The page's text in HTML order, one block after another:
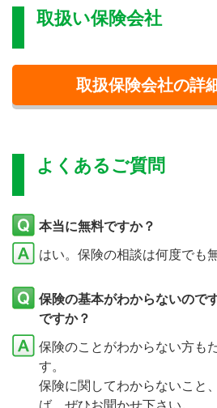
取扱い保険会社
取扱保険会社の詳
よくあるご質問
本当に無料ですか？
はい。保険の相談は何度でも
保険の基本がわからないので
ですか？
保険のことがわからない方も
す。
保険に関してわからないこと
ば、ぜひお聞かせ下さい。